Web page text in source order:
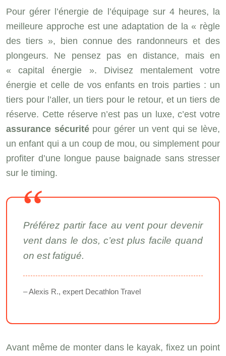
Pour gérer l’énergie de l’équipage sur 4 heures, la
meilleure approche est une adaptation de la « règle
des tiers », bien connue des randonneurs et des
plongeurs. Ne pensez pas en distance, mais en
« capital énergie ». Divisez mentalement votre
énergie et celle de vos enfants en trois parties : un
tiers pour l’aller, un tiers pour le retour, et un tiers de
réserve. Cette réserve n’est pas un luxe, c’est votre
assurance sécuritépour gérer un vent qui se lève,
un enfant qui a un coup de mou, ou simplement pour
profiter d’une longue pause baignade sans stresser
sur le timing.
Préférez partir face au vent pour devenir
vent dans le dos, c’est plus facile quand
on est fatigué.
– Alexis R., expert Decathlon Travel
Avant même de monter dans le kayak, fixez un point